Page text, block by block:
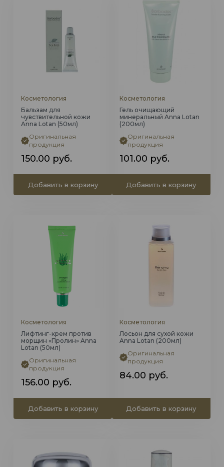
Косметология
Бальзам для
чувствительной кожи
Anna Lotan (50мл)
Оригинальная
продукция
150.00 руб.
Добавить в корзину
Косметология
Гель очищающий
минеральный Anna Lotan
(200мл)
Оригинальная
продукция
101.00 руб.
Добавить в корзину
Косметология
Лифтинг-крем против
морщин «Пролин» Anna
Lotan (50мл)
Оригинальная
продукция
156.00 руб.
Добавить в корзину
Косметология
Лосьон для сухой кожи
Anna Lotan (200мл)
Оригинальная
продукция
84.00 руб.
Добавить в корзину